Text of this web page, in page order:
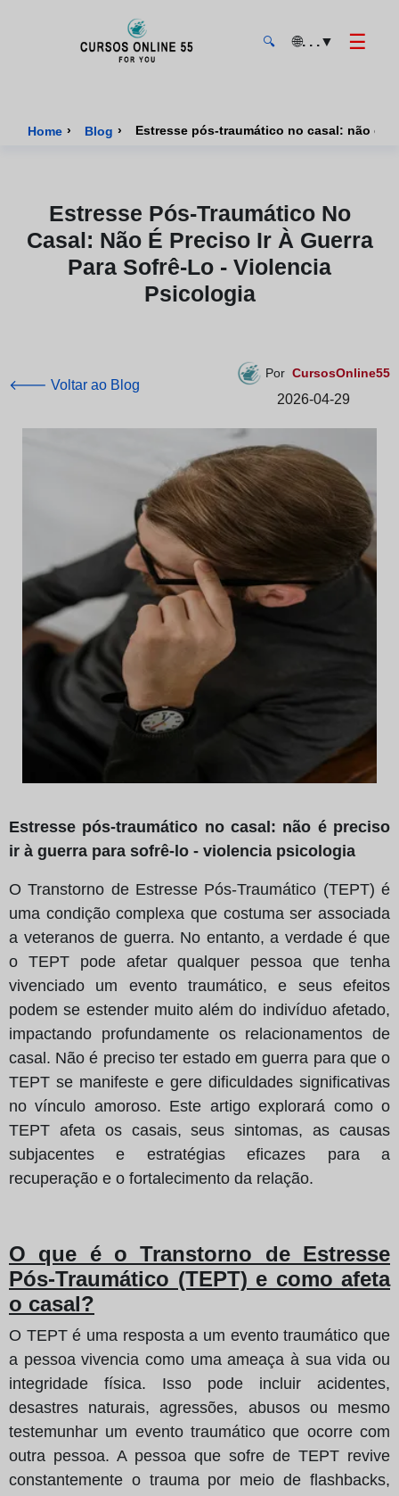
🔍 🌐. . .▼ ☰
Home › Blog › Estresse pós-traumático no casal: não é
Estresse Pós-Traumático No
Casal: Não É Preciso Ir À Guerra
Para Sofrê-Lo - Violencia
Psicologia
🡐 Voltar ao Blog
Por CursosOnline55
2026-04-29
Estresse pós-traumático no casal: não é preciso
ir à guerra para sofrê-lo - violencia psicologia
O Transtorno de Estresse Pós-Traumático (TEPT) é
uma condição complexa que costuma ser associada
a veteranos de guerra. No entanto, a verdade é que
o TEPT pode afetar qualquer pessoa que tenha
vivenciado um evento traumático, e seus efeitos
podem se estender muito além do indivíduo afetado,
impactando profundamente os relacionamentos de
casal. Não é preciso ter estado em guerra para que o
TEPT se manifeste e gere dificuldades significativas
no vínculo amoroso. Este artigo explorará como o
TEPT afeta os casais, seus sintomas, as causas
subjacentes e estratégias eficazes para a
recuperação e o fortalecimento da relação.
O que é o Transtorno de Estresse
Pós-Traumático (TEPT) e como afeta
o casal?
O TEPT é uma resposta a um evento traumático que
a pessoa vivencia como uma ameaça à sua vida ou
integridade física. Isso pode incluir acidentes,
desastres naturais, agressões, abusos ou mesmo
testemunhar um evento traumático que ocorre com
outra pessoa. A pessoa que sofre de TEPT revive
constantemente o trauma por meio de flashbacks,